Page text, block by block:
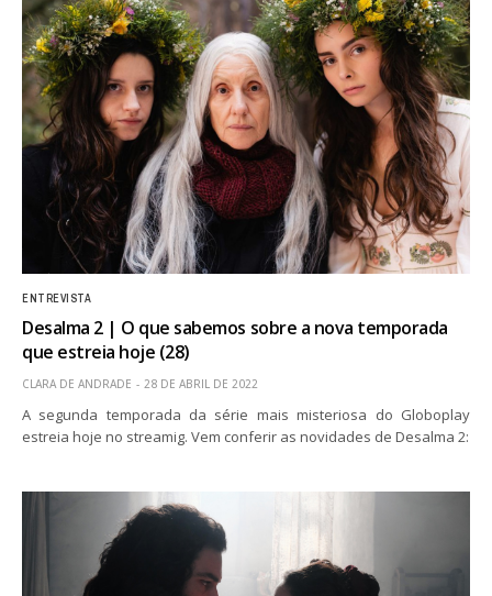
ENTREVISTA
Desalma 2 | O que sabemos sobre a nova temporada
que estreia hoje (28)
CLARA DE ANDRADE 28 DE ABRIL DE 2022
A segunda temporada da série mais misteriosa do Globoplay
estreia hoje no streamig. Vem conferir as novidades de Desalma 2: